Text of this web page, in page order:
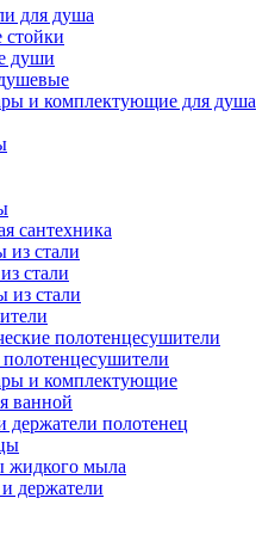
для душа
души
и комплектующие для душа
сантехника
из стали
стали
из стали
полотенцесушители
и комплектующие
ванной
держатели полотенец
жидкого мыла
держатели